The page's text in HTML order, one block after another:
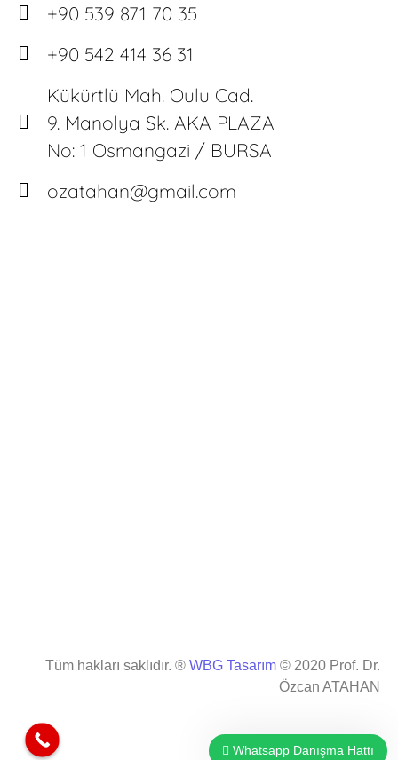
+90 539 871 70 35
+90 542 414 36 31
Kükürtlü Mah. Oulu Cad.
9. Manolya Sk. AKA PLAZA
No: 1 Osmangazi / BURSA
ozatahan@gmail.com
Tüm hakları saklıdır. ® WBG Tasarım © 2020 Prof. Dr.
Özcan ATAHAN
Whatsapp Danışma Hattı